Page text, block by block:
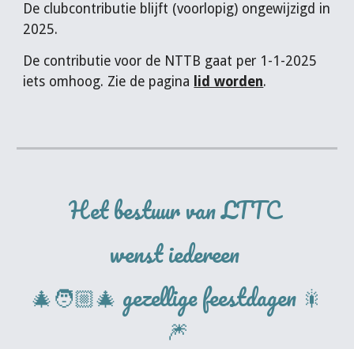
De clubcontributie blijft (voorlopig) ongewijzigd in
2025.
De contributie voor de NTTB gaat per 1-1-2025
iets omhoog. Zie de pagina lid worden.
Het bestuur van LTTC
wenst iedereen
🎄🧑🏼‍🎄 gezellige feestdagen 🎇
🎆